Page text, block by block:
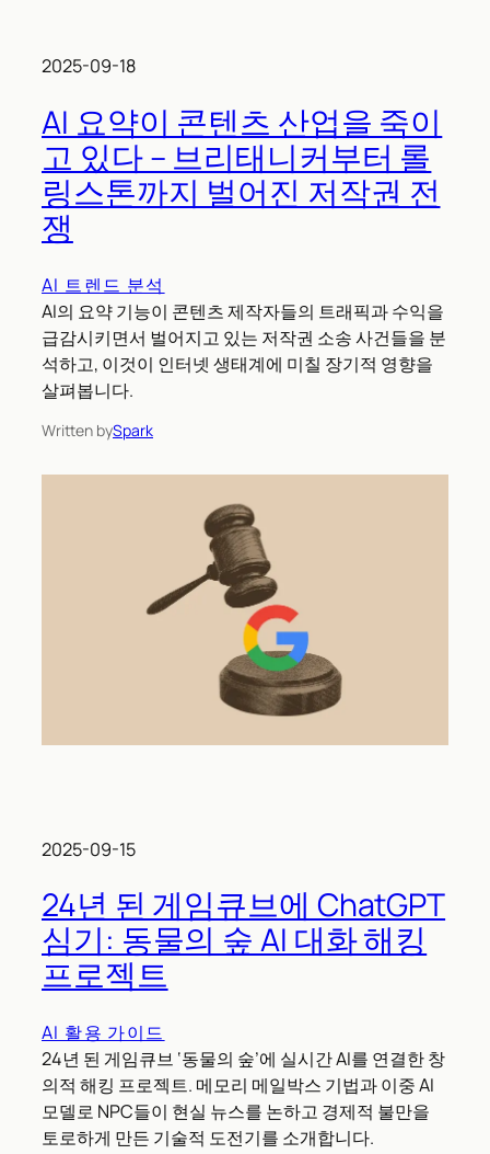
2025-09-18
AI 요약이 콘텐츠 산업을 죽이
고 있다 – 브리태니커부터 롤
링스톤까지 벌어진 저작권 전
쟁
AI 트렌드 분석
AI의 요약 기능이 콘텐츠 제작자들의 트래픽과 수익을
급감시키면서 벌어지고 있는 저작권 소송 사건들을 분
석하고, 이것이 인터넷 생태계에 미칠 장기적 영향을
살펴봅니다.
Written bySpark
2025-09-15
24년 된 게임큐브에 ChatGPT
심기: 동물의 숲 AI 대화 해킹
프로젝트
AI 활용 가이드
24년 된 게임큐브 ‘동물의 숲’에 실시간 AI를 연결한 창
의적 해킹 프로젝트. 메모리 메일박스 기법과 이중 AI
모델로 NPC들이 현실 뉴스를 논하고 경제적 불만을
토로하게 만든 기술적 도전기를 소개합니다.